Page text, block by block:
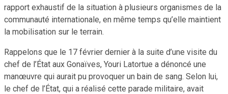
rapport exhaustif de la situation à plusieurs organismes de la
communauté internationale, en même temps qu’elle maintient
la mobilisation sur le terrain.
Rappelons que le 17 février dernier à la suite d’une visite du
chef de l’État aux Gonaïves, Youri Latortue a dénoncé une
manœuvre qui aurait pu provoquer un bain de sang. Selon lui,
le chef de l’État, qui a réalisé cette parade militaire, avait